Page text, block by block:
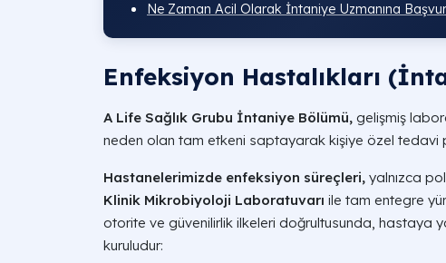
Ne Zaman Acil Olarak İntaniye Uzmanına
Enfeksiyon Hastalıkları
A Life Sağlık Grubu İntaniye Bölümü, gelişmiş
neden olan tam etkeni saptayarak kişiye özel tedavi
Hastanelerimizde enfeksiyon süreçleri, yalnızca
Klinik Mikrobiyoloji Laboratuvarı ile tam entegre
otorite ve güvenilirlik ilkeleri doğrultusunda, hastaya
kuruludur: